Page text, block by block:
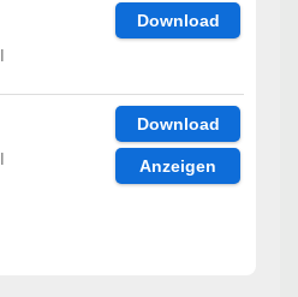
Download
Download
Anzeigen